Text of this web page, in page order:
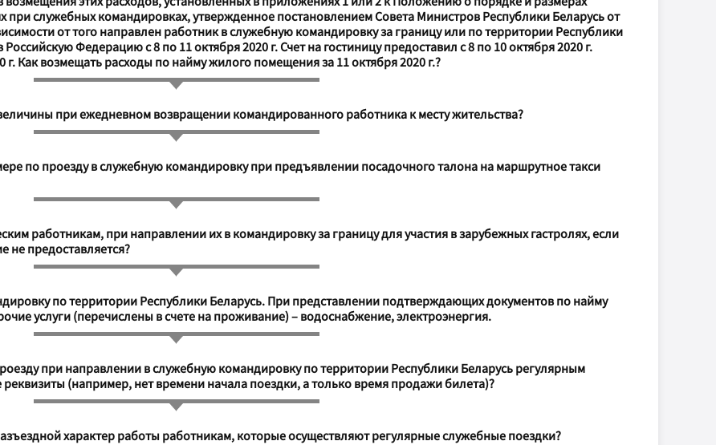
при служебных командировках, утвержденное постановлением Совета Министров Республики Беларусь от
от того направлен работник в служебную командировку за границу или по территории Республики
Федерацию с 8 по 11 октября 2020 г. Счет на гостиницу предоставил с 8 по 10 октября 2020 г.
Как возмещать расходы по найму жилого помещения за 11 октября 2020 г.?
при ежедневном возвращении командированного работника к месту жительства?
по проезду в служебную командировку при предъявлении посадочного талона на маршрутное такси
работникам, при направлении их в командировку за границу для участия в зарубежных гастролях, если
не предоставляется?
по территории Республики Беларусь. При представлении подтверждающих документов по найму
услуги (перечислены в счете на проживание) – водоснабжение, электроэнергия.
при направлении в служебную командировку по территории Республики Беларусь регулярным
(например, нет времени начала поездки, а только время продажи билета)?
характер работы работникам, которые осуществляют регулярные служебные поездки?